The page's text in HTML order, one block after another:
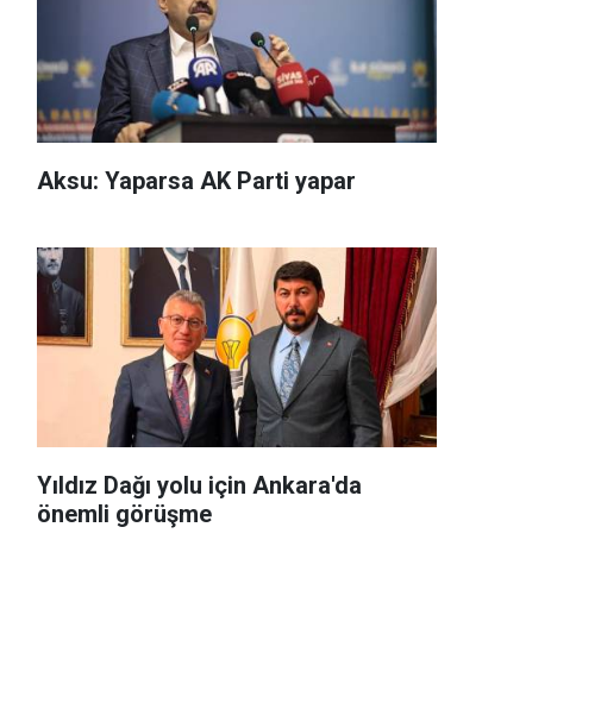
Aksu: Yaparsa AK Parti yapar
Yıldız Dağı yolu için Ankara'da
önemli görüşme